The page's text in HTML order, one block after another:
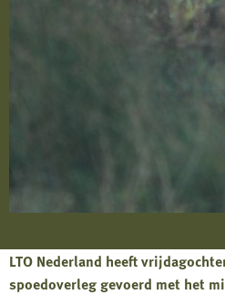
LTO Nederland heeft
spoedoverleg gevoerd met het